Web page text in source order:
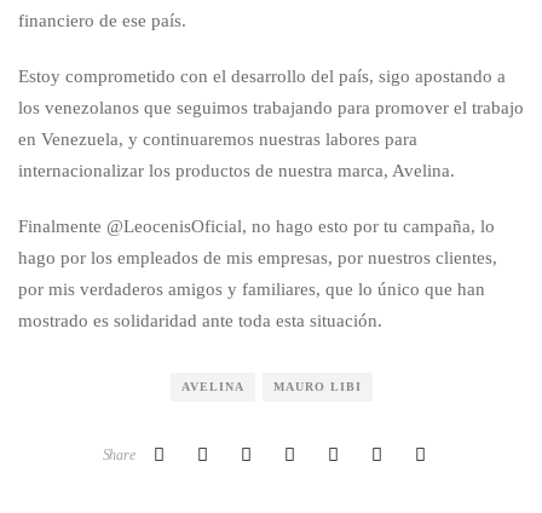
financiero de ese país.
Estoy comprometido con el desarrollo del país, sigo apostando a
los venezolanos que seguimos trabajando para promover el trabajo
en Venezuela, y continuaremos nuestras labores para
internacionalizar los productos de nuestra marca, Avelina.
Finalmente @LeocenisOficial, no hago esto por tu campaña, lo
hago por los empleados de mis empresas, por nuestros clientes,
por mis verdaderos amigos y familiares, que lo único que han
mostrado es solidaridad ante toda esta situación.
AVELINA MAURO LIBI
Share